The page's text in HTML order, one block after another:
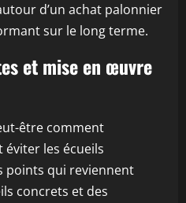
d’un achat palonnier
sur le long terme.
et mise en œuvre
être comment
les écueils
points qui reviennent
concrets et des